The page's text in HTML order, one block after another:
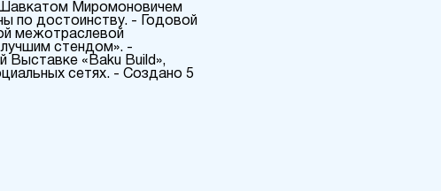
Шавкатом Миромоновичем
по достоинству. - Годовой
межотраслевой
лучшим стендом». -
Выставке «Baku Build»,
сетях. - Создано 5